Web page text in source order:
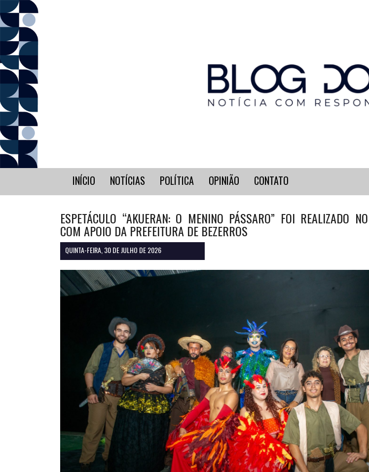
INÍCIO NOTÍCIAS POLÍTICA OPINIÃO CONTATO
ESPETÁCULO “AKUERAN: O MENINO PÁSSARO” FOI REALIZADO
COM APOIO DA PREFEITURA DE BEZERROS
QUINTA-FEIRA, 30 DE JULHO DE 2026